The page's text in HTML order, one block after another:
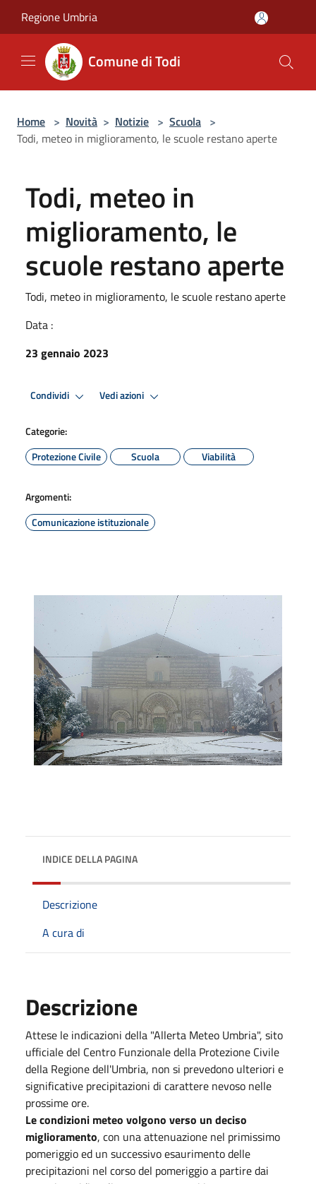
Regione Umbria
Comune di Todi
Home > Novità > Notizie > Scuola >
Todi, meteo in miglioramento, le scuole restano aperte
Todi, meteo in
miglioramento, le
scuole restano aperte
Todi, meteo in miglioramento, le scuole restano aperte
Data :
23 gennaio 2023
Condividi Vedi azioni
Categorie:
Protezione Civile
Scuola Viabilità
Argomenti:
Comunicazione istituzionale
INDICE DELLA PAGINA
Descrizione
A cura di
Descrizione
Attese le indicazioni della "Allerta Meteo Umbria", sito
ufficiale del Centro Funzionale della Protezione Civile
della Regione dell'Umbria, non si prevedono ulteriori e
significative precipitazioni di carattere nevoso nelle
prossime ore.
Le condizioni meteo volgono verso un deciso
miglioramento, con una attenuazione nel primissimo
pomeriggio ed un successivo esaurimento delle
precipitazioni nel corso del pomeriggio a partire dai